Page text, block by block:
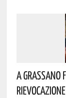
A Grassano
Rievocazione